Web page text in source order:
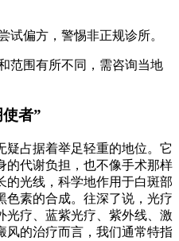
试偏方，警惕非正规诊所。
范围有所不同，需咨询当地
者”
疑占据着举足轻重的地位。它
的代谢负担，也不像手术那样
的光线，科学地作用于白斑部
色素的合成。往深了说，光疗
光疗、蓝紫光疗、紫外线、激
风的治疗而言，我们通常特指